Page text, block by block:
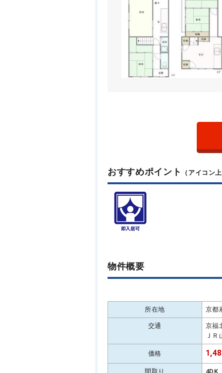
おすすめポイント （アイコン
物件概要
所在地 京都
交通
京福
Ｊ
価格
間取り 4DK